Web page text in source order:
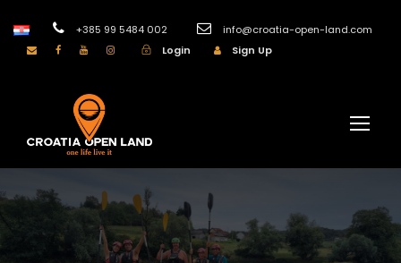
+385 99 5484 002
info@croatia-open-land.com
Login
Sign Up